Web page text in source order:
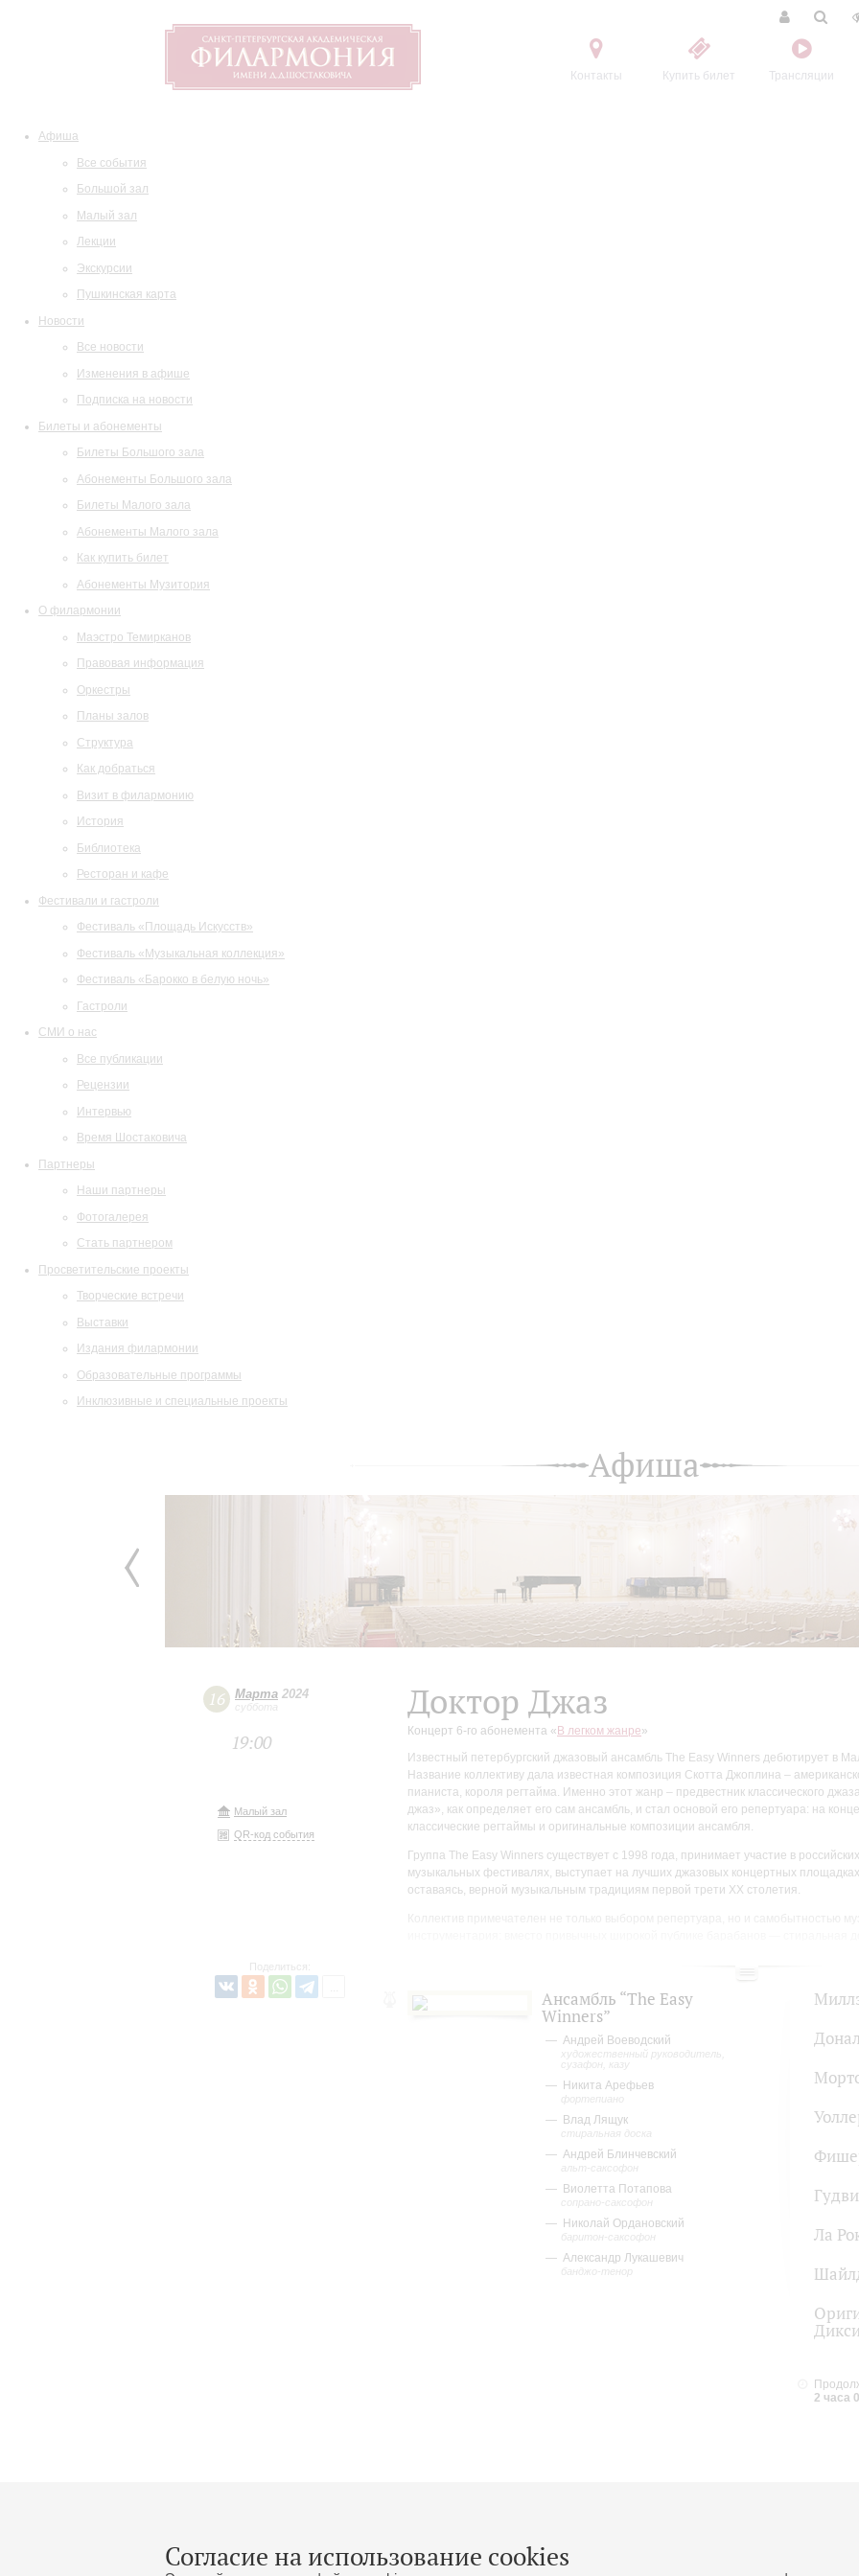
Контакты Купить билет Трансляции
Афиша
Все события
Большой зал
Малый зал
Лекции
Экскурсии
Пушкинская карта
Новости
Все новости
Изменения в афише
Подписка на новости
Билеты и абонементы
Билеты Большого зала
Абонементы Большого зала
Билеты Малого зала
Абонементы Малого зала
Как купить билет
Абонементы Музитория
О филармонии
Маэстро Темирканов
Правовая информация
Оркестры
Планы залов
Структура
Как добраться
Визит в филармонию
История
Библиотека
Ресторан и кафе
Фестивали и гастроли
Фестиваль «Площадь Искусств»
Фестиваль «Музыкальная коллекция»
Фестиваль «Барокко в белую ночь»
Гастроли
СМИ о нас
Все публикации
Рецензии
Интервью
Время Шостаковича
Партнеры
Наши партнеры
Фотогалерея
Стать партнером
Просветительские проекты
Творческие встречи
Выставки
Издания филармонии
Образовательные программы
Инклюзивные и специальные проекты
Согласие на использование cookies
Афиша
16 Марта 2024
суббота
19:00
Малый зал
QR-код события
Поделиться:
Доктор Джаз
Концерт 6-го абонемента « В легком жанре»
Известный петербургский джазовый ансамбль The Easy Winners дебютирует в
Название коллективу дала известная композиция Скотта Джоплина –
пианиста, короля регтайма. Именно этот жанр – предвестник классического
джаз», как определяет его сам ансамбль, и стал основой его репертуара: на
классические регтаймы и оригинальные композиции ансамбля.
Группа The Easy Winners существует с 1998 года, принимает участие в
музыкальных фестивалях, выступает на лучших джазовых концертных
оставаясь, верной музыкальным традициям первой трети ХХ столетия.
Ансамбль “The Easy
Winners”
Андрей Воеводский
художественный руководитель,
сузафон, казу
Никита Арефьев
фортепиано
Влад Лящук
стиральная доска
Андрей Блинчевский
альт-саксофон
Виолетта Потапова
сопрано-саксофон
Николай Ордановский
баритон-саксофон
Александр Лукашевич
банджо-тенор
Ла
2 часа